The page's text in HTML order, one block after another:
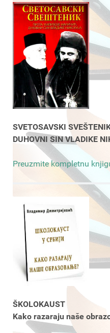
SVETOSAVSKI
DUHOVNI SIN VLADIKE
Preuzmite kompletnu
ŠKOLOKAUST
Kako razaraju naše